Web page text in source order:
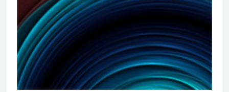
为设立中再资本管理有限责任公司（中国再保险集团公司旗下保险私
募基金管理人）及其作为私募基金管理人登记提供法律服务
为法国医药公司Sanofi-Pasteur在华投资的外商独资企业的日常业务经
营、合资合作项目、药品合作研发、药品销售等项目提供法律服务
为科兴生物拟投资于某制药企业提供法律服务